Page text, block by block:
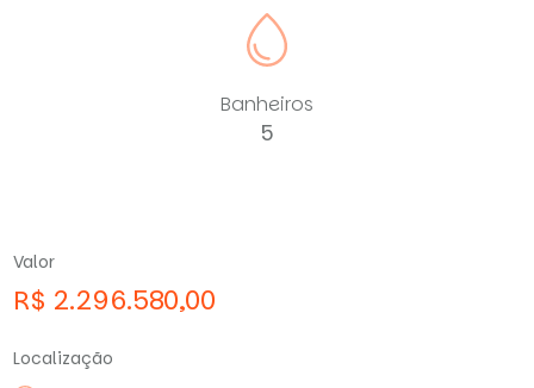
Banheiros
5
Valor
R$ 2.296.580,00
Localização